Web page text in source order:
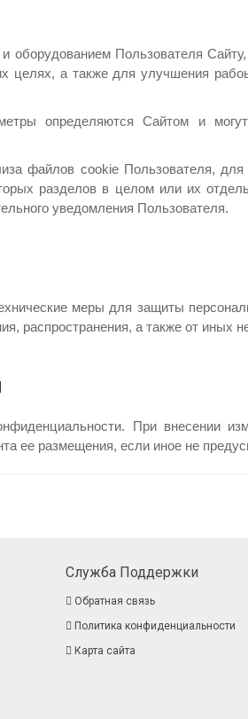
Пользователя
целях, а также для улучшения
определяются Сайтом и
файлов cookie Пользователя,
разделов в целом или их
уведомления Пользователя.
меры для защиты
распространения, а также от иных
При внесении
ее размещения, если иное не
Служба Поддержки
Обратная связь
Политика конфиденциальности
Карта сайта